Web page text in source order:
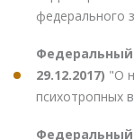
федерального
Федеральный
29.12.2017) "О
психотропных
Федеральный